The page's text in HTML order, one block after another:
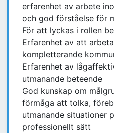
erfarenhet av arbete
och god förståelse för
För att lyckas i rollen
Erfarenhet av att
kompletterande
Erfarenhet av
utmanande beteende
God kunskap om
förmåga att tolka,
utmanande situationer
professionellt sätt